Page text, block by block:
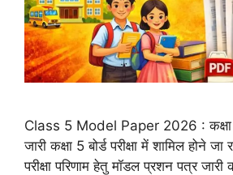
Class 5 Model Paper 2026 :
जारी कक्षा 5 बोर्ड परीक्षा में शामिल होने जा
परीक्षा परिणाम हेतु मॉडल प्रशन पत्र